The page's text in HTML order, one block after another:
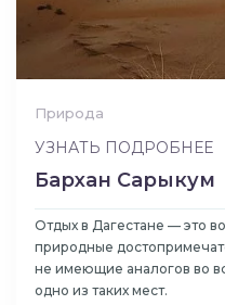
Природа
Бархан Сарыкум
Отдых в Дагестане — это
природные
не имеющие аналогов во
одно из таких мест.
УЗНАТЬ ПОДРОБНЕЕ